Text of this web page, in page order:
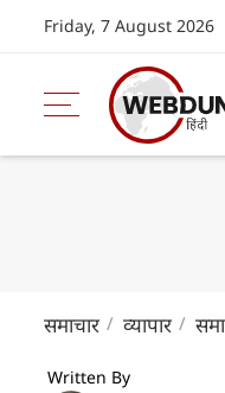
Friday, 7 August 2026
समाचार व्यापार
Written By